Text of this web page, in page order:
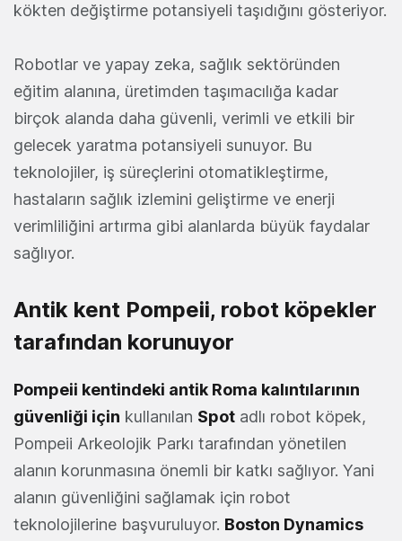
kökten değiştirme potansiyeli taşıdığını gösteriyor.
Robotlar ve yapay zeka, sağlık sektöründen
eğitim alanına, üretimden taşımacılığa kadar
birçok alanda daha güvenli, verimli ve etkili bir
gelecek yaratma potansiyeli sunuyor. Bu
teknolojiler, iş süreçlerini otomatikleştirme,
hastaların sağlık izlemini geliştirme ve enerji
verimliliğini artırma gibi alanlarda büyük faydalar
sağlıyor.
Antik kent Pompeii, robot köpekler
tarafından korunuyor
Pompeii kentindeki antik Roma kalıntılarının
güvenliği için kullanılan Spot adlı robot köpek,
Pompeii Arkeolojik Parkı tarafından yönetilen
alanın korunmasına önemli bir katkı sağlıyor. Yani
alanın güvenliğini sağlamak için robot
teknolojilerine başvuruluyor. Boston Dynamics